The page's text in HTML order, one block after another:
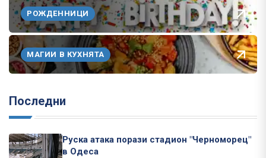
РОЖДЕННИЦИ
МАГИИ В КУХНЯТА
Последни
Руска атака порази стадион "Черноморец"
в Одеса